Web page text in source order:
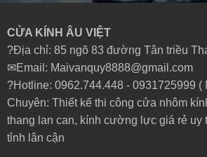
CỬA KÍNH ÂU VIỆT
?Địa chỉ: 85 ngõ 83 đường Tân triều
✉Email: Maivanquy8888@gmail.com
?Hotline: 0962.744.448 - 0931725999 (
Chuyên: Thiết kế thi công cửa nhôm
thang lan can, kính cường lực giá rẻ uy
tỉnh lân cận